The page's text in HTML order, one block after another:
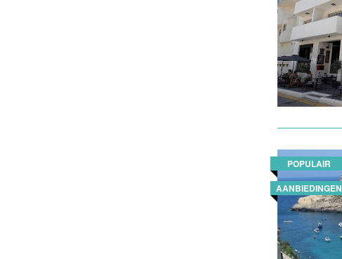
POPULAIR
AANBIEDINGEN